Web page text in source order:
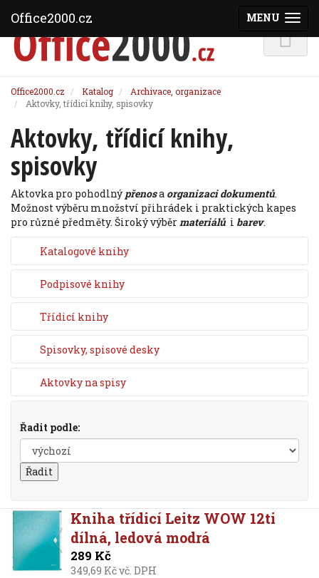
Office2000.cz Katalog
Archivace, organizace
Aktovky, třídicí knihy, spisovky
Aktovky, třídicí knihy,
spisovky
Aktovka pro pohodlný přenosa organizaci dokumentů.
Možnost výběru množství přihrádek i praktických kapes
pro různé předměty. Široký výběrmateriálů i barev.
Katalogové knihy
Podpisové knihy
Třídicí knihy
Spisovky, spisové desky
Aktovky na spisy
Řadit podle:
Kniha třídicí Leitz WOW 12ti
dílná, ledová modrá
289 Kč
349,69 Kč vč. DPH
MENU
Office2000.cz